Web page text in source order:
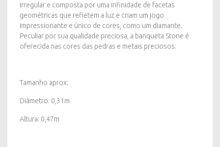
irregular e composta por uma infinidade de facetas
geométricas que refletem a luz e criam um jogo
impressionante e único de cores, como um diamante.
Peculiar por sua qualidade preciosa, a banqueta Stone é
oferecida nas cores das pedras e metais preciosos.
Tamanho aprox:
Diâmetro: 0,31m
Altura: 0,47m